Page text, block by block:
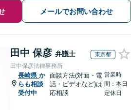
メールでお問い合わせ
田中 保彦 弁護士 東京都
田中保彦法律事務所
長崎県 か
らも相談
受付中
面談方法(対面・電
話・ビデオなど)は
応相談
営業時
間：本日
定休日